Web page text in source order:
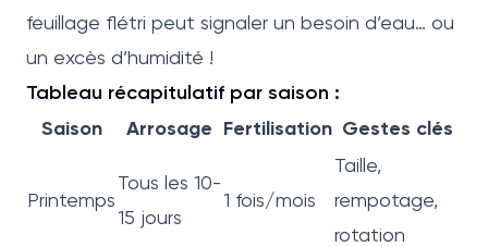
feuillage flétri peut signaler un besoin d’eau… ou
un excès d’humidité !
Tableau récapitulatif par saison :
Saison
Arrosage Fertilisation Gestes clés
Printemps
Tous les 10-
15 jours
1 fois/mois
Taille,
rempotage,
rotation